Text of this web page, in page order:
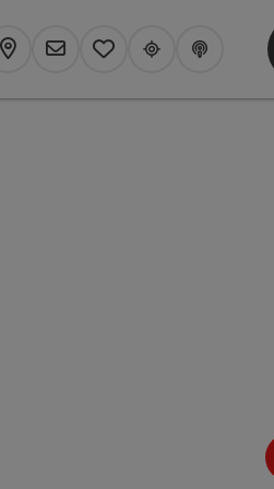
KarteNewsletter
MerkzettelUpperguide
Podcast